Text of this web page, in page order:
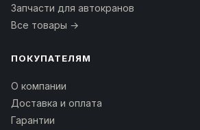
Запчасти для автокранов
Все товары →
ПОКУПАТЕЛЯМ
О компании
Доставка и оплата
Гарантии